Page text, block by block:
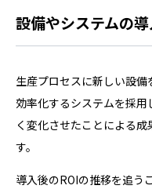
設備やシステムの
生産プロセスに新しい設
効率化するシステムを採
く変化させたことによる
す。
導入後のROIの推移を追う